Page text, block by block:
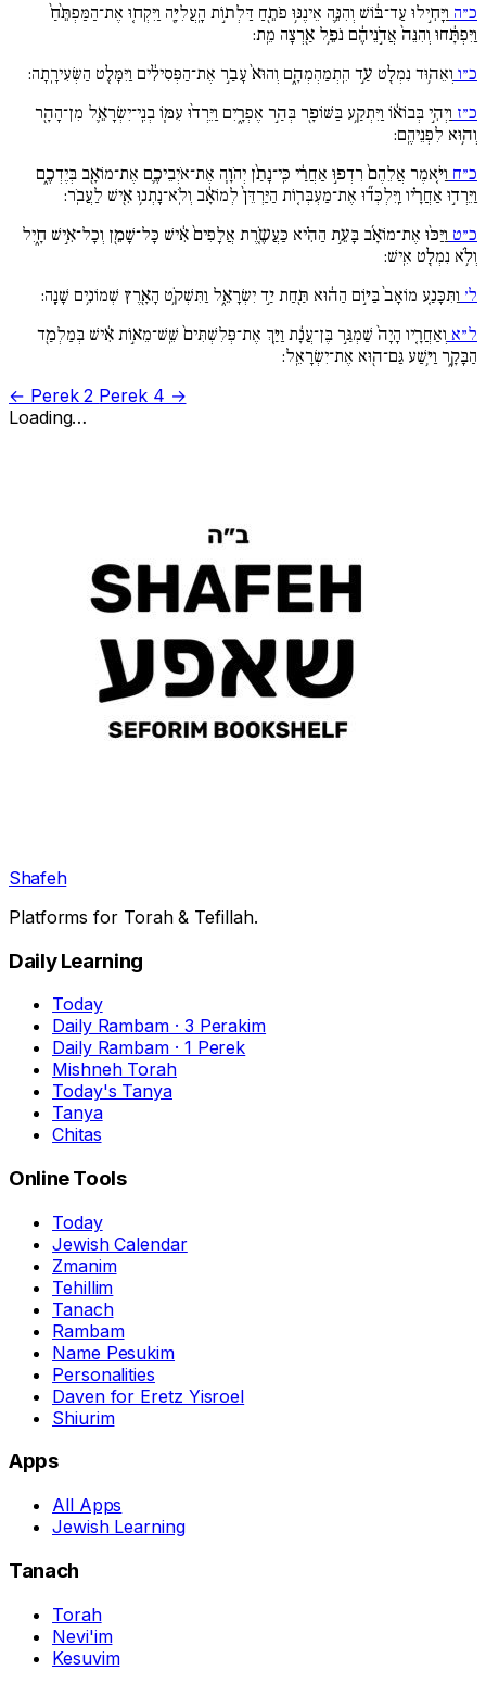
כ״ה וַיָּחִ֣ילוּ עַד־בּ֔וֹשׁ וְהִנֵּ֛ה אֵינֶנּ֥וּ פֹתֵ֖חַ דַּלְת֣וֹת הָֽעֲלִיָּ֖ה וַיִּקְח֚וּ אֶת־הַמַּפְתֵּ֙חַ֙
וַיִּפְתָּ֔חוּ וְהִנֵּה֙ אֲדֹ֣נֵיהֶ֔ם נֹפֵ֥ל אַ֖רְצָה מֵֽת:
כ״ו וְאֵה֥וּד נִמְלַ֖ט עַ֣ד הִֽתְמַהְמְהָ֑ם וְהוּא֙ עָבַ֣ר אֶת־הַפְּסִילִ֔ים וַיִּמָּלֵ֖ט הַשְּׂעִירָֽתָה:
כ״ז וַיְהִ֣י בְּבוֹא֔וֹ וַיִּתְקַ֥ע בַּשּׁוֹפָ֖ר בְּהַ֣ר אֶפְרָ֑יִם וַיֵּרְד֨וּ עִמּ֧וֹ בְנֵֽי־יִשְׂרָאֵ֛ל מִן־הָהָ֖ר
וְה֥וּא לִפְנֵיהֶֽם:
כ״ח וַיֹּ֚אמֶר אֲלֵהֶם֙ רִדְפ֣וּ אַחֲרַ֔י כִּֽי־נָתַ֨ן יְהֹוָ֧ה אֶת־אֹיְבֵיכֶ֛ם אֶת־מוֹאָ֖ב בְּיֶדְכֶ֑ם
וַיֵּרְד֣וּ אַחֲרָ֗יו וַֽיִּלְכְּד֞וּ אֶת־מַעְבְּר֚וֹת הַיַּרְדֵּן֙ לְמוֹאָ֔ב וְלֹֽא־נָתְנ֥וּ אִ֖ישׁ לַעֲבֹֽר:
כ״ט וַיַּכּ֨וּ אֶת־מוֹאָ֜ב בָּעֵ֣ת הַהִ֗יא כַּעֲשֶֹ֚רֶת אֲלָפִים֙ אִ֔ישׁ כָּל־שָׁמֵ֖ן וְכָל־אִ֣ישׁ חָ֑יִל
וְלֹ֥א נִמְלַ֖ט אִֽישׁ:
ל׳ וַתִּכָּנַ֚ע מוֹאָב֙ בַּיּ֣וֹם הַה֔וּא תַּ֖חַת יַ֣ד יִשְׂרָאֵ֑ל וַתִּשְׁקֹ֥ט הָאָ֖רֶץ שְׁמוֹנִ֥ים שָׁנָֽה:
ל״א וְאַחֲרָ֚יו הָיָה֙ שַׁמְגַּ֣ר בֶּן־עֲנָ֔ת וַיַּ֚ךְ אֶת־פְּלִשְׁתִּים֙ שֵֽׁשׁ־מֵא֣וֹת אִ֔ישׁ בְּמַלְמַ֖ד
הַבָּקָ֑ר וַיּ֥שַׁע גַּם־ה֖וּא אֶת־יִשְׂרָאֵֽל:
← Perek 2 Perek 4 →
Loading…
Shafeh
Platforms for Torah & Tefillah.
Daily Learning
Today
Daily Rambam · 3 Perakim
Daily Rambam · 1 Perek
Mishneh Torah
Today's Tanya
Tanya
Chitas
Online Tools
Today
Jewish Calendar
Zmanim
Tehillim
Tanach
Rambam
Name Pesukim
Personalities
Daven for Eretz Yisroel
Shiurim
Apps
All Apps
Jewish Learning
Tanach
Torah
Nevi'im
Kesuvim